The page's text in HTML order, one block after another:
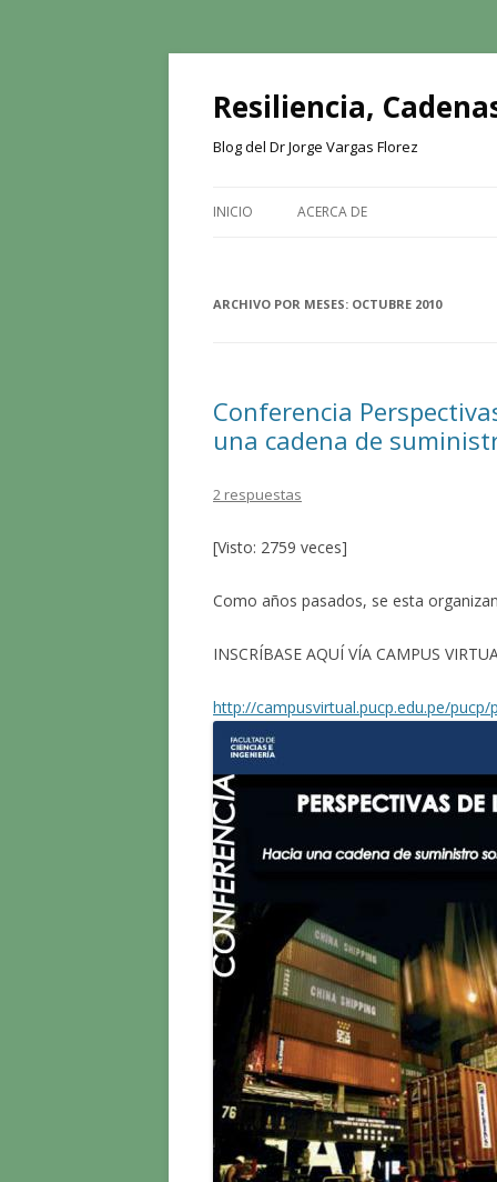
Resiliencia,
Blog del Dr Jorge Vargas Florez
INICIO ACERCA DE
ARCHIVO POR MESES: OCTUBRE 2010
Conferencia
una cadena de
2 respuestas
[Visto: 2759 veces]
Como años pasados, se esta
INSCRÍBASE AQUÍ VÍA CAMPUS
http://campusvirtual.pucp.edu.pe/